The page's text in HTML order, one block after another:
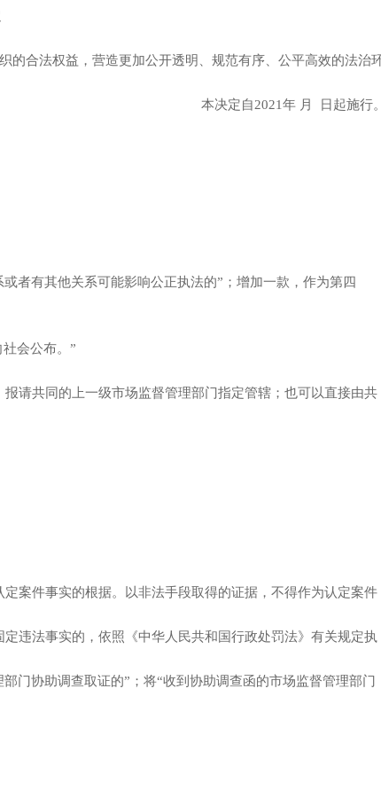
合法权益，营造更加公开透明、规范有序、公平高效的法治
本决定自2021年 月 日起施行
者有其他关系可能影响公正执法的”；增加一款，作为第四
会公布。”
请共同的上一级市场监督管理部门指定管辖；也可以直接由共
案件事实的根据。以非法手段取得的证据，不得作为认定案件
违法事实的，依照《中华人民共和国行政处罚法》有关规定执
协助调查取证的”；将“收到协助调查函的市场监督管理部门